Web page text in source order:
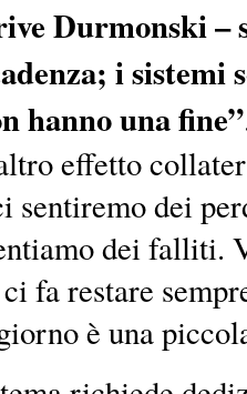
Durmonski –
i sistemi
hanno una fine”
effetto
sentiremo dei
dei falliti.
fa restare
è una